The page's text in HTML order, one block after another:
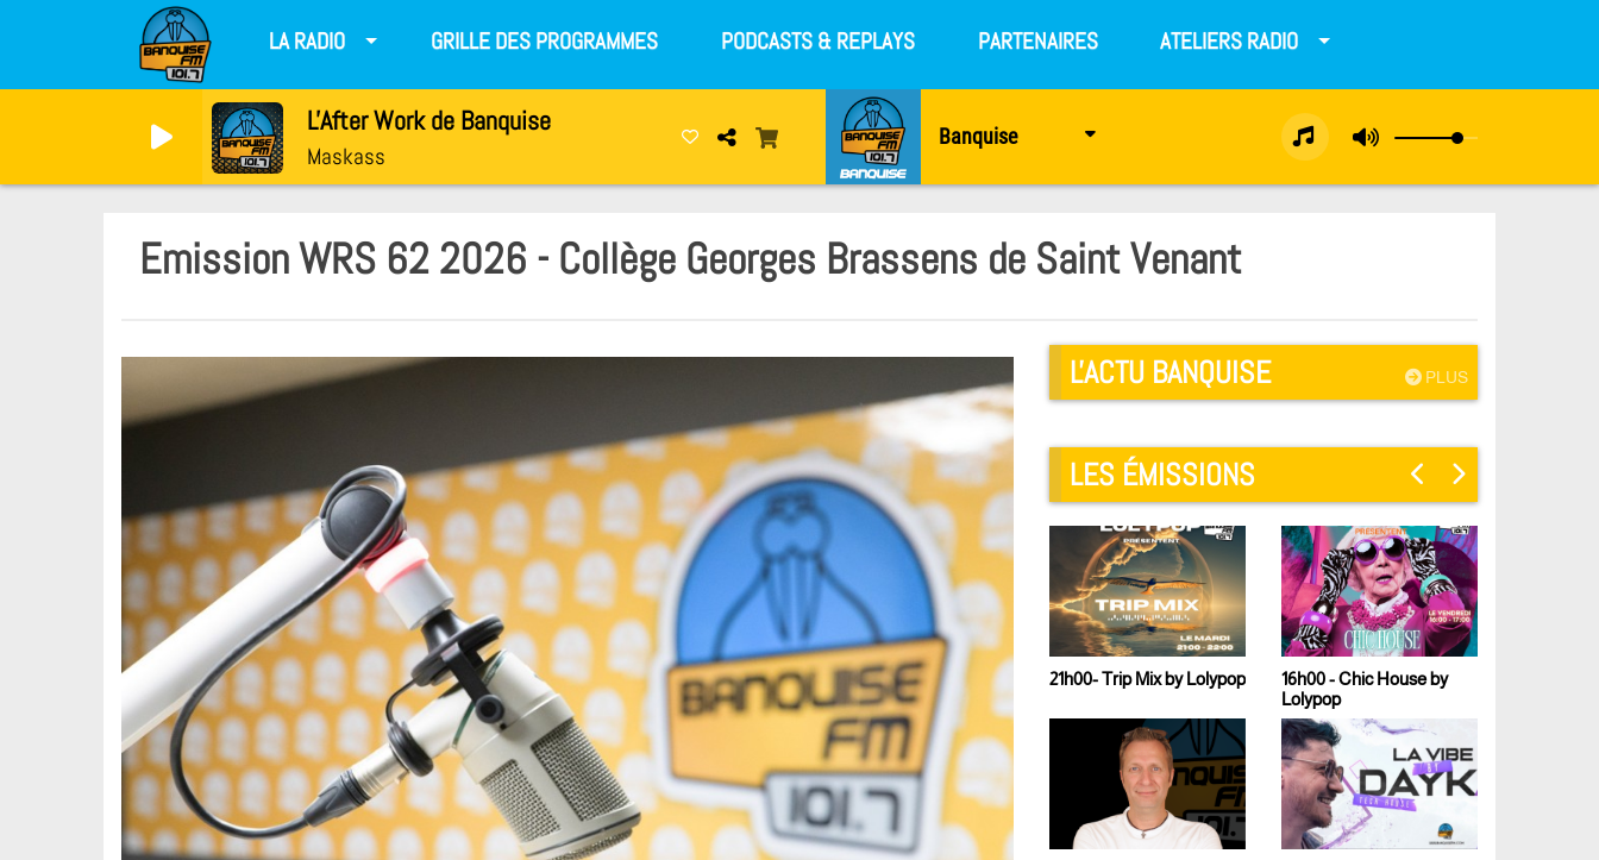
LA RADIO GRILLE DES PROGRAMMES PODCASTS & REPLAYS PARTENAIRES ATELIERS RADIO
L'After Work de Banquise
Maskass
Banquise
Emission WRS 62 2026 - Collège Georges Brassens de Saint Venant
PLUS
L'ACTU BANQUISE
LES ÉMISSIONS
21h00- Trip Mix by Lolypop
16h00 - Chic House by
17h00 - Le Fresh Mix de